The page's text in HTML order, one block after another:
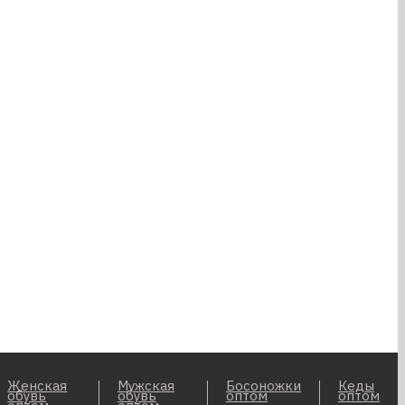
Женская
обувь
Мужская
обувь
Босоножки
оптом
Кеды
оптом